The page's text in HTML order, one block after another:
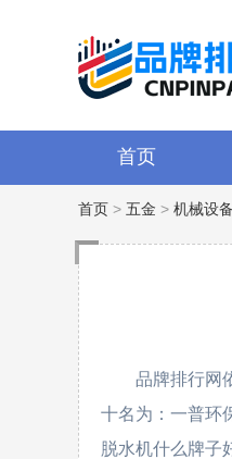
首页
首页 > 五金 > 机械设备
品牌排行网
十名为：一普环
脱水机什么牌子